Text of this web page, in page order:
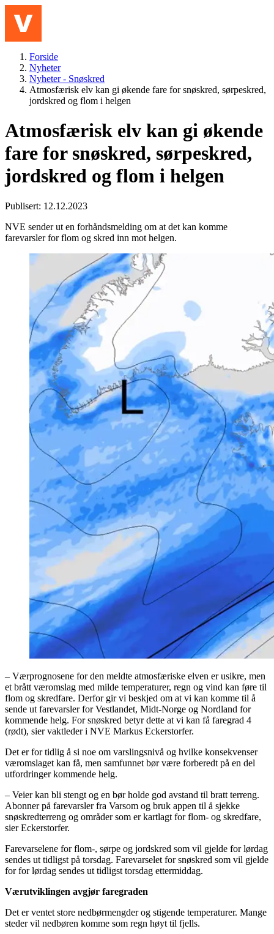
Forside
Nyheter
Nyheter - Snøskred
Atmosfærisk elv kan gi økende fare for snøskred, sørpeskred,
jordskred og flom i helgen
Atmosfærisk elv kan gi økende
fare for snøskred, sørpeskred,
jordskred og flom i helgen
Publisert: 12.12.2023
NVE sender ut en forhåndsmelding om at det kan komme
farevarsler for flom og skred inn mot helgen.
– Værprognosene for den meldte atmosfæriske elven er usikre, men
et brått væromslag med milde temperaturer, regn og vind kan føre til
flom og skredfare. Derfor gir vi beskjed om at vi kan komme til å
sende ut farevarsler for Vestlandet, Midt-Norge og Nordland for
kommende helg. For snøskred betyr dette at vi kan få faregrad 4
(rødt), sier vaktleder i NVE Markus Eckerstorfer.
Det er for tidlig å si noe om varslingsnivå og hvilke konsekvenser
væromslaget kan få, men samfunnet bør være forberedt på en del
utfordringer kommende helg.
– Veier kan bli stengt og en bør holde god avstand til bratt terreng.
Abonner på farevarsler fra Varsom og bruk appen til å sjekke
snøskredterreng og områder som er kartlagt for flom- og skredfare,
sier Eckerstorfer.
Farevarselene for flom-, sørpe og jordskred som vil gjelde for lørdag
sendes ut tidligst på torsdag. Farevarselet for snøskred som vil gjelde
for for lørdag sendes ut tidligst torsdag ettermiddag.
Værutviklingen avgjør faregraden
Det er ventet store nedbørmengder og stigende temperaturer. Mange
steder vil nedbøren komme som regn høyt til fjells.